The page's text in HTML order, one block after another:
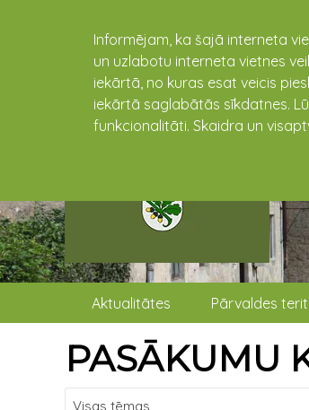
Informējam, ka šajā interneta
un uzlabotu interneta vietnes
iekārtā, no kuras esat veicis
iekārtā saglabātās sīkdatnes.
funkcionalitāti. Skaidra un
Aktualitātes Pārvaldes
PASĀKUMU